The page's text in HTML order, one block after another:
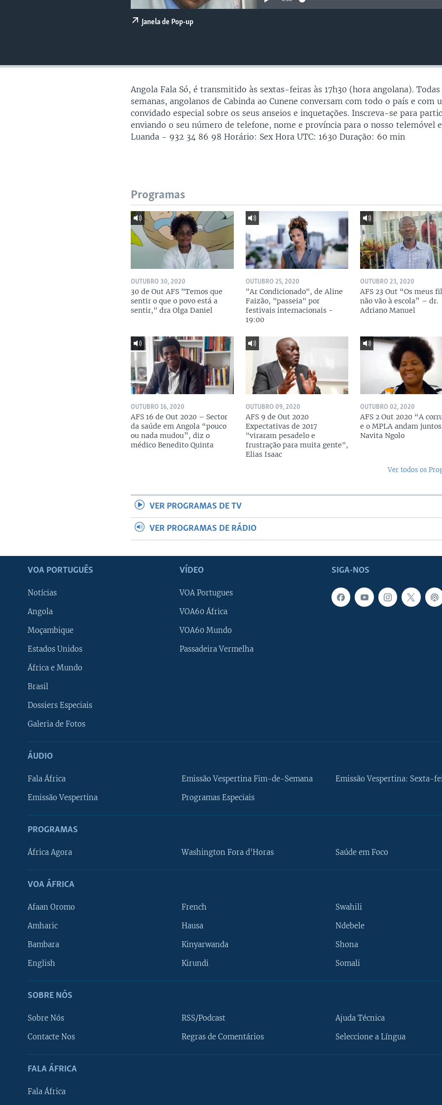
Línguas
Janela de Pop-up
Angola Fala Só, é transmitido às sextas-feiras às 17h30 (hora angolana). Todas
semanas, angolanos de Cabinda ao Cunene conversam com todo o país e com
convidado especial sobre os seus anseios e inquetações. Inscreva-se para
enviando o seu número de telefone, nome e província para o nosso telemóvel
Luanda - 932 34 86 98 Horário: Sex Hora UTC: 1630 Duração: 60 min
Programas
OUTUBRO 30, 2020
30 de Out AFS "Temos que
sentir o que o povo está a
sentir," dra Olga Daniel
OUTUBRO 25, 2020
"Ar Condicionado", de Aline
Faizão, "passeia" por
festivais internacionais -
19:00
OUTUBRO 23, 2020
AFS 23 Out “Os meus
não vão à escola” – dr.
Adriano Manuel
OUTUBRO 16, 2020
AFS 16 de Out 2020 – Sector
da saúde em Angola “pouco
ou nada mudou”, diz o
médico Benedito Quinta
OUTUBRO 09, 2020
AFS 9 de Out 2020
Expectativas de 2017
"viraram pesadelo e
frustração para muita gente",
Elias Isaac
OUTUBRO 02, 2020
AFS 2 Out 2020 “A
e o MPLA andam
Navita Ngolo
Ver todos os
VER PROGRAMAS DE TV
VER PROGRAMAS DE RÁDIO
SIGA-NOS
VOA PORTUGUÊS
Notícias
Angola
Moçambique
Estados Unidos
África e Mundo
Brasil
Dossiers Especiais
Galeria de Fotos
VÍDEO
VOA Portugues
VOA60 África
VOA60 Mundo
Passadeira Vermelha
ÁUDIO
Fala África
Emissão Vespertina
Emissão Vespertina Fim-de-Semana
Programas Especiais
Emissão Vespertina: Sexta-
PROGRAMAS
África Agora Washington Fora d'Horas Saúde em Foco
VOA ÁFRICA
Afaan Oromo
Amharic
Bambara
English
French
Hausa
Kinyarwanda
Kirundi
Swahili
Ndebele
Shona
Somali
SOBRE NÓS
Sobre Nós
Contacte Nos
RSS/Podcast
Regras de Comentários
Ajuda Técnica
Seleccione a Língua
FALA ÁFRICA
Fala África